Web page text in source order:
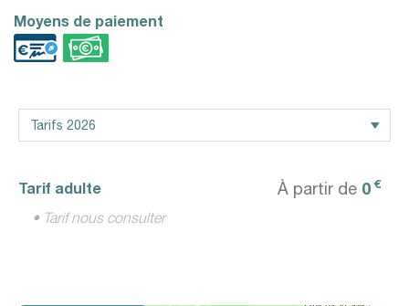
Moyens de paiement
Tarif adulte À partir de 0 €
• Tarif nous consulter